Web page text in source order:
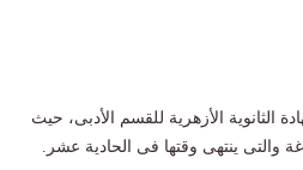
الثانوية الأزهرية للقسم الأدبى، حيث
والتى ينتهى وقتها فى الحادية عشر.